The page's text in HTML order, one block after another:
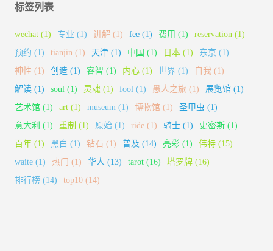
标签列表
wechat (1) 专业 (1) 讲解 (1) fee (1) 费用 (1) reservation (1)
预约 (1) tianjin (1) 天津 (1) 中国 (1) 日本 (1) 东京 (1)
神性 (1) 创造 (1) 睿智 (1) 内心 (1) 世界 (1) 自我 (1)
解读 (1) soul (1) 灵魂 (1) fool (1) 愚人之旅 (1) 展览馆 (1)
艺术馆 (1) art (1) museum (1) 博物馆 (1) 圣甲虫 (1)
意大利 (1) 重制 (1) 原始 (1) ride (1) 骑士 (1) 史密斯 (1)
百年 (1) 黑白 (1) 钻石 (1) 普及 (14) 亮彩 (1) 伟特 (15)
waite (1) 热门 (1) 华人 (13) tarot (16) 塔罗牌 (16)
排行榜 (14) top10 (14)